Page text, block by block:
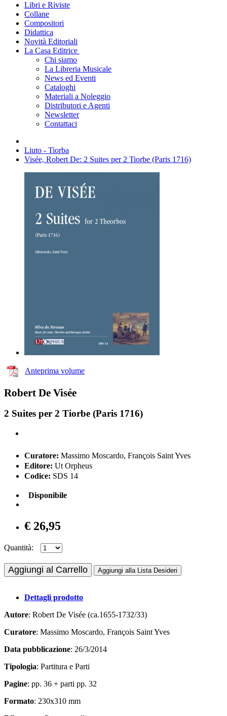
Libri e Riviste
Collane
Compositori
Didattica
Novità Editoriali
La Casa Editrice
Chi siamo
La Libreria Musicale
News ed Eventi
Cataloghi
Materiali a Noleggio
Distributori e Agenti
Newsletter
Contattaci
Liuto - Tiorba
Visée, Robert De: 2 Suites per 2 Tiorbe (Paris 1716)
Anteprima volume
Robert De Visée
2 Suites per 2 Tiorbe (Paris 1716)
Curatore: Massimo Moscardo, François Saint Yves
Editore: Ut Orpheus
Codice: SDS 14
Disponibile
€ 26,95
Quantità:
Aggiungi al Carrello Aggiungi alla Lista Desideri
Dettagli prodotto
Autore: Robert De Visée (ca.1655-1732/33)
Curatore: Massimo Moscardo, François Saint Yves
Data pubblicazione: 26/3/2014
Tipologia: Partitura e Parti
Pagine: pp. 36 + parti pp. 32
Formato: 230x310 mm